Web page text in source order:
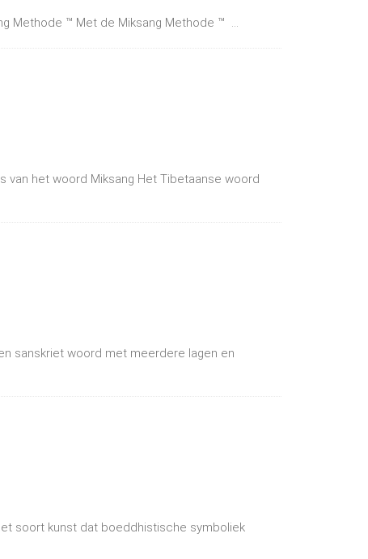
Methode ™ Met de Miksang Methode ™ ...
van het woord Miksang Het Tibetaanse woord
sanskriet woord met meerdere lagen en
soort kunst dat boeddhistische symboliek